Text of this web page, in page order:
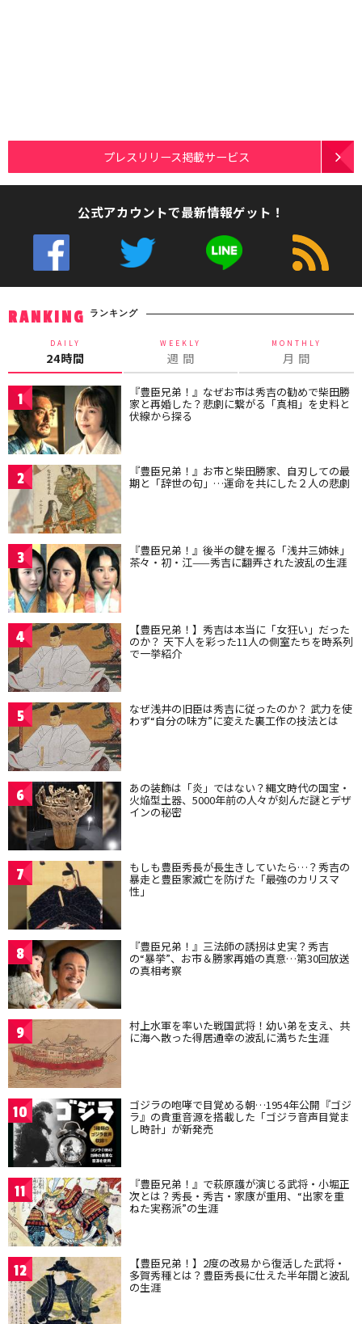
プレスリリース掲載サービス
公式アカウントで最新情報ゲット！
RANKING ランキング
DAILY
24時間
WEEKLY
週 間
MONTHLY
月 間
1 『豊臣兄弟！』なぜお市は秀吉の勧めで柴田勝
家と再婚した？悲劇に繋がる「真相」を史料と
伏線から探る
2 『豊臣兄弟！』お市と柴田勝家、自刃しての最
期と「辞世の句」…運命を共にした２人の悲劇
3 『豊臣兄弟！』後半の鍵を握る「浅井三姉妹」
茶々・初・江——秀吉に翻弄された波乱の生涯
4 【豊臣兄弟！】秀吉は本当に「女狂い」だった
のか？ 天下人を彩った11人の側室たちを時系列
で一挙紹介
5 なぜ浅井の旧臣は秀吉に従ったのか？ 武力を使
わず“自分の味方”に変えた裏工作の技法とは
6 あの装飾は「炎」ではない？縄文時代の国宝・
火焔型土器、5000年前の人々が刻んだ謎とデザ
インの秘密
7 もしも豊臣秀長が長生きしていたら…？秀吉の
暴走と豊臣家滅亡を防げた「最強のカリスマ
性」
8 『豊臣兄弟！』三法師の誘拐は史実？秀吉
の“暴挙”、お市＆勝家再婚の真意…第30回放送
の真相考察
9 村上水軍を率いた戦国武将！幼い弟を支え、共
に海へ散った得居通幸の波乱に満ちた生涯
10 ゴジラの咆哮で目覚める朝…1954年公開『ゴジ
ラ』の貴重音源を搭載した「ゴジラ音声目覚ま
し時計」が新発売
11 『豊臣兄弟！』で萩原護が演じる武将・小堀正
次とは？秀長・秀吉・家康が重用、“出家を重
ねた実務派”の生涯
12 【豊臣兄弟！】2度の改易から復活した武将・
多賀秀種とは？豊臣秀長に仕えた半年間と波乱
の生涯